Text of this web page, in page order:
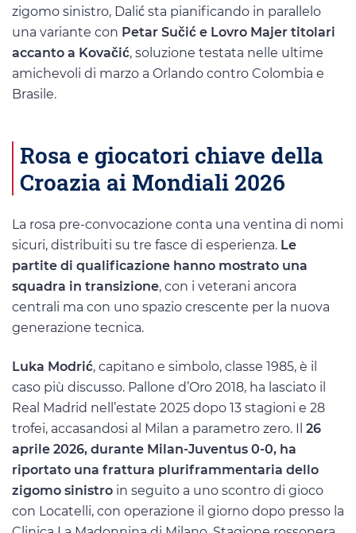
zigomo sinistro, Dalić sta pianificando in parallelo
una variante con Petar Sučić e Lovro Majer titolari
accanto a Kovačić, soluzione testata nelle ultime
amichevoli di marzo a Orlando contro Colombia e
Brasile.
Rosa e giocatori chiave della
Croazia ai Mondiali 2026
La rosa pre-convocazione conta una ventina di nomi
sicuri, distribuiti su tre fasce di esperienza. Le
partite di qualificazione hanno mostrato una
squadra in transizione, con i veterani ancora
centrali ma con uno spazio crescente per la nuova
generazione tecnica.
Luka Modrić, capitano e simbolo, classe 1985, è il
caso più discusso. Pallone d’Oro 2018, ha lasciato il
Real Madrid nell’estate 2025 dopo 13 stagioni e 28
trofei, accasandosi al Milan a parametro zero. Il 26
aprile 2026, durante Milan-Juventus 0-0, ha
riportato una frattura pluriframmentaria dello
zigomo sinistro in seguito a uno scontro di gioco
con Locatelli, con operazione il giorno dopo presso la